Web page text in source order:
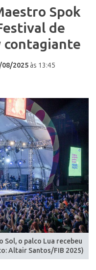
Spok
de
contagiante
08/2025 às 13:45
o palco Lua recebeu
Altair Santos/FIB 2025)